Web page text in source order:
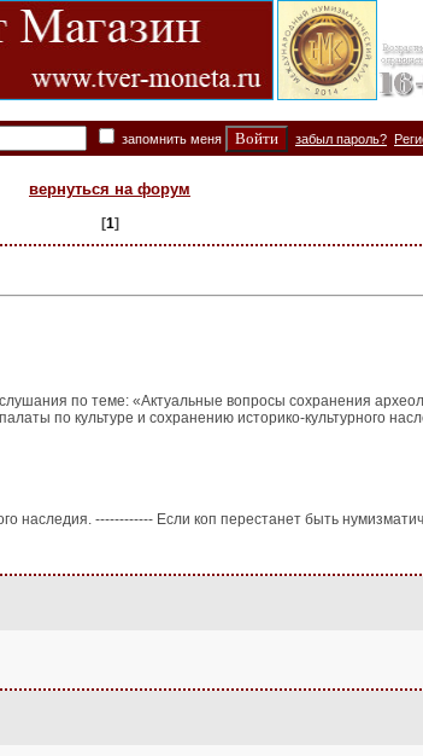
запомнить меня забыл пароль?
вернуться на форум
[1]
по теме: «Актуальные вопросы сохранения
по культуре и сохранению историко-культурного
наследия. ------------ Если коп перестанет быть